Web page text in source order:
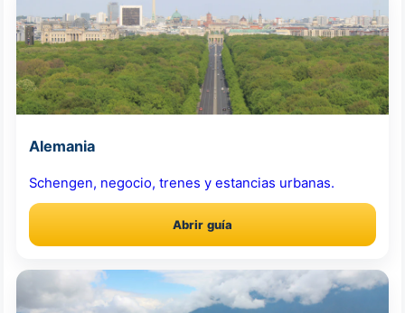
Alemania
Schengen, negocio, trenes y estancias urbanas.
Abrir guía